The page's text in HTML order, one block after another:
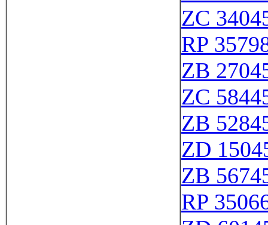
ZC
RP
ZB
ZC
ZB
ZD
ZB
RP